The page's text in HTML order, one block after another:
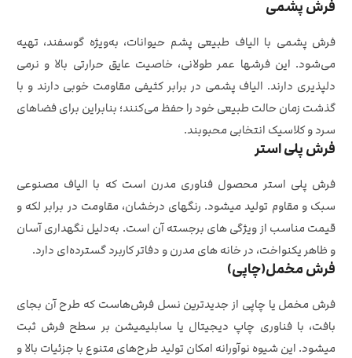
فرش پشمی
فرش پشمی با الیاف طبیعی پشم حیوانات، به‌ویژه گوسفند، تهیه
می‌شود. این فرشها عمر طولانی، خاصیت عایق حرارتی بالا و نرمی
دلپذیری دارند. الیاف پشمی در برابر کثیفی مقاومت خوبی دارند و با
گذشت زمان حالت طبیعی خود را حفظ می‌کنند؛ بنابراین برای فضاهای
سرد و کلاسیک انتخابی محبوبند.
فرش پلی استر
فرش پلی‌ استر محصول فناوری مدرن است که با الیاف مصنوعی
سبک و مقاوم تولید میشود. رنگهای درخشان، مقاومت در برابر لکه و
قیمت مناسب از ویژگی‌ های برجسته آن است. به‌دلیل نگهداری آسان
و ظاهر یکنواخت، در خانه‌ های مدرن و دفاتر کاربرد گسترده‌ای دارد.
فرش مخمل(چاپی)
فرش مخمل یا چاپی از جدیدترین نسل فرش‌هاست که طرح آن بجای
بافت، با فناوری چاپ دیجیتال یا سابلیمیشن بر سطح فرش ثبت
میشود. این شیوه نوآورانه امکان تولید طرح‌های متنوع با جزئیات بالا و